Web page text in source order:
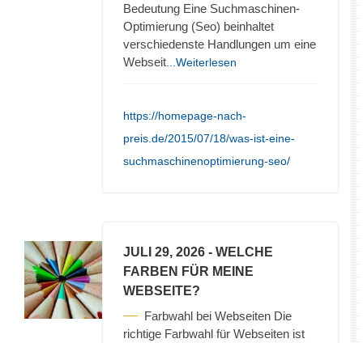
Bedeutung Eine Suchmaschinen-
Optimierung (Seo) beinhaltet
verschiedenste Handlungen um eine
Webseit ...Weiterlesen
https://homepage-nach-
preis.de/2015/07/18/was-ist-eine-
suchmaschinenoptimierung-seo/
JULI 29, 2026 - WELCHE
FARBEN FÜR MEINE
WEBSEITE?
Farbwahl bei Webseiten Die
richtige Farbwahl für Webseiten ist